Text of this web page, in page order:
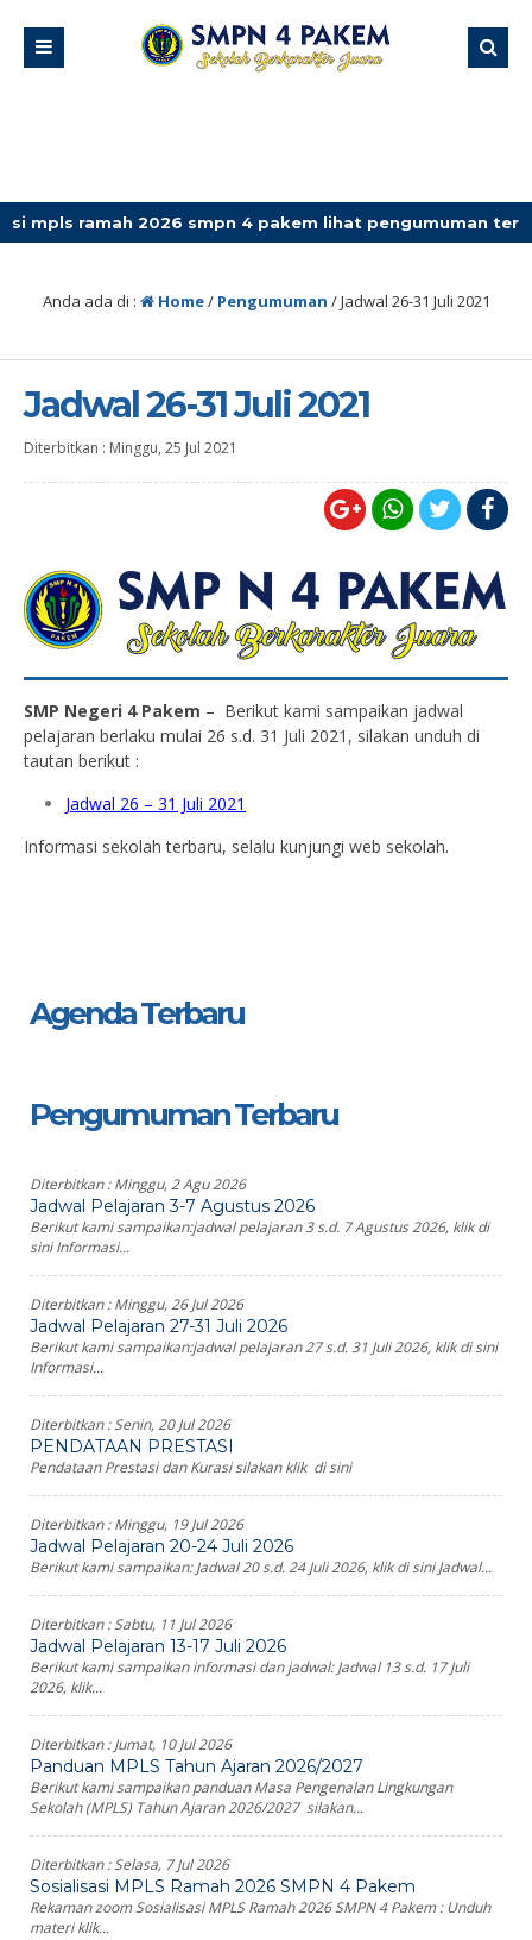
2026 smpn 4 pakem lihat pengumuman terbaru
Anda ada di : Home/ Pengumuman /Jadwal 26-31 Juli 2021
Jadwal 26-31 Juli 2021
Diterbitkan : Minggu, 25 Jul 2021
SMP Negeri 4 Pakem – Berikut kami sampaikan jadwal
pelajaran berlaku mulai 26 s.d. 31 Juli 2021, silakan unduh di
tautan berikut :
Jadwal 26 – 31 Juli 2021
Informasi sekolah terbaru, selalu kunjungi web sekolah.
Agenda Terbaru
Pengumuman Terbaru
Diterbitkan :Minggu, 2 Agu 2026
Jadwal Pelajaran 3-7 Agustus 2026
Berikut kami sampaikan:jadwal pelajaran 3 s.d. 7 Agustus 2026, klik di
sini Informasi...
Diterbitkan :Minggu, 26 Jul 2026
Jadwal Pelajaran 27-31 Juli 2026
Berikut kami sampaikan:jadwal pelajaran 27 s.d. 31 Juli 2026, klik di sini
Informasi...
Diterbitkan :Senin, 20 Jul 2026
PENDATAAN PRESTASI
Pendataan Prestasi dan Kurasi silakan klik di sini
Diterbitkan :Minggu, 19 Jul 2026
Jadwal Pelajaran 20-24 Juli 2026
Berikut kami sampaikan: Jadwal 20 s.d. 24 Juli 2026, klik di sini Jadwal...
Diterbitkan :Sabtu, 11 Jul 2026
Jadwal Pelajaran 13-17 Juli 2026
Berikut kami sampaikan informasi dan jadwal: Jadwal 13 s.d. 17 Juli
2026, klik...
Diterbitkan :Jumat, 10 Jul 2026
Panduan MPLS Tahun Ajaran 2026/2027
Berikut kami sampaikan panduan Masa Pengenalan Lingkungan
Sekolah (MPLS) Tahun Ajaran 2026/2027 silakan...
Diterbitkan :Selasa, 7 Jul 2026
Sosialisasi MPLS Ramah 2026 SMPN 4 Pakem
Rekaman zoom Sosialisasi MPLS Ramah 2026 SMPN 4 Pakem : Unduh
materi klik...